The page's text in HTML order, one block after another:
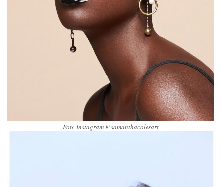
Foto Instagram @samanthacolesart